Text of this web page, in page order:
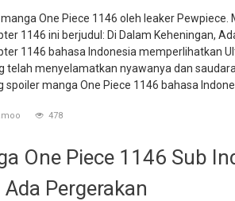
One Piece 1146 oleh leaker Pewpiece.
1146 ini berjudul: Di Dalam Keheningan,
1146 bahasa Indonesia memperlihatkan
telah menyelamatkan nyawanya dan
manga One Piece 1146 bahasa
478
One Piece 1146 Sub
Pergerakan